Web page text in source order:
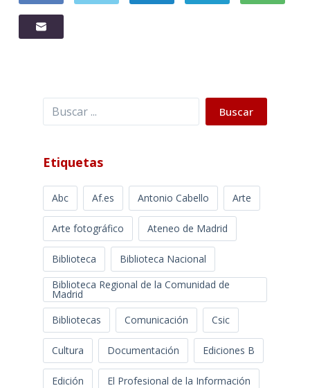
Buscar Buscar
Etiquetas
Abc Af.es Antonio Cabello Arte
Arte fotográfico Ateneo de Madrid
Biblioteca
Biblioteca Nacional
Biblioteca Regional de la Comunidad de
Madrid
Bibliotecas
Comunicación Csic
Cultura Documentación Ediciones B
Edición El Profesional de la Información